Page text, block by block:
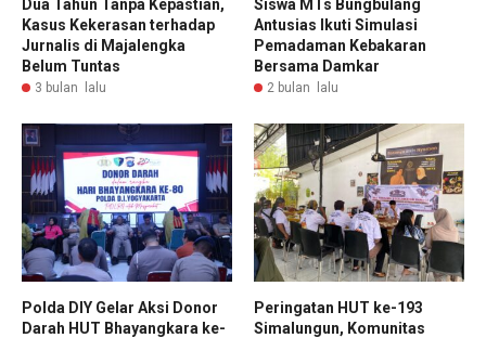
Dua Tahun Tanpa Kepastian,
Kasus Kekerasan terhadap
Jurnalis di Majalengka
Belum Tuntas
3 bulan lalu
Siswa MTs Bungbulang
Antusias Ikuti Simulasi
Pemadaman Kebakaran
Bersama Damkar
2 bulan lalu
Polda DIY Gelar Aksi Donor
Darah HUT Bhayangkara ke-
Peringatan HUT ke-193
Simalungun, Komunitas